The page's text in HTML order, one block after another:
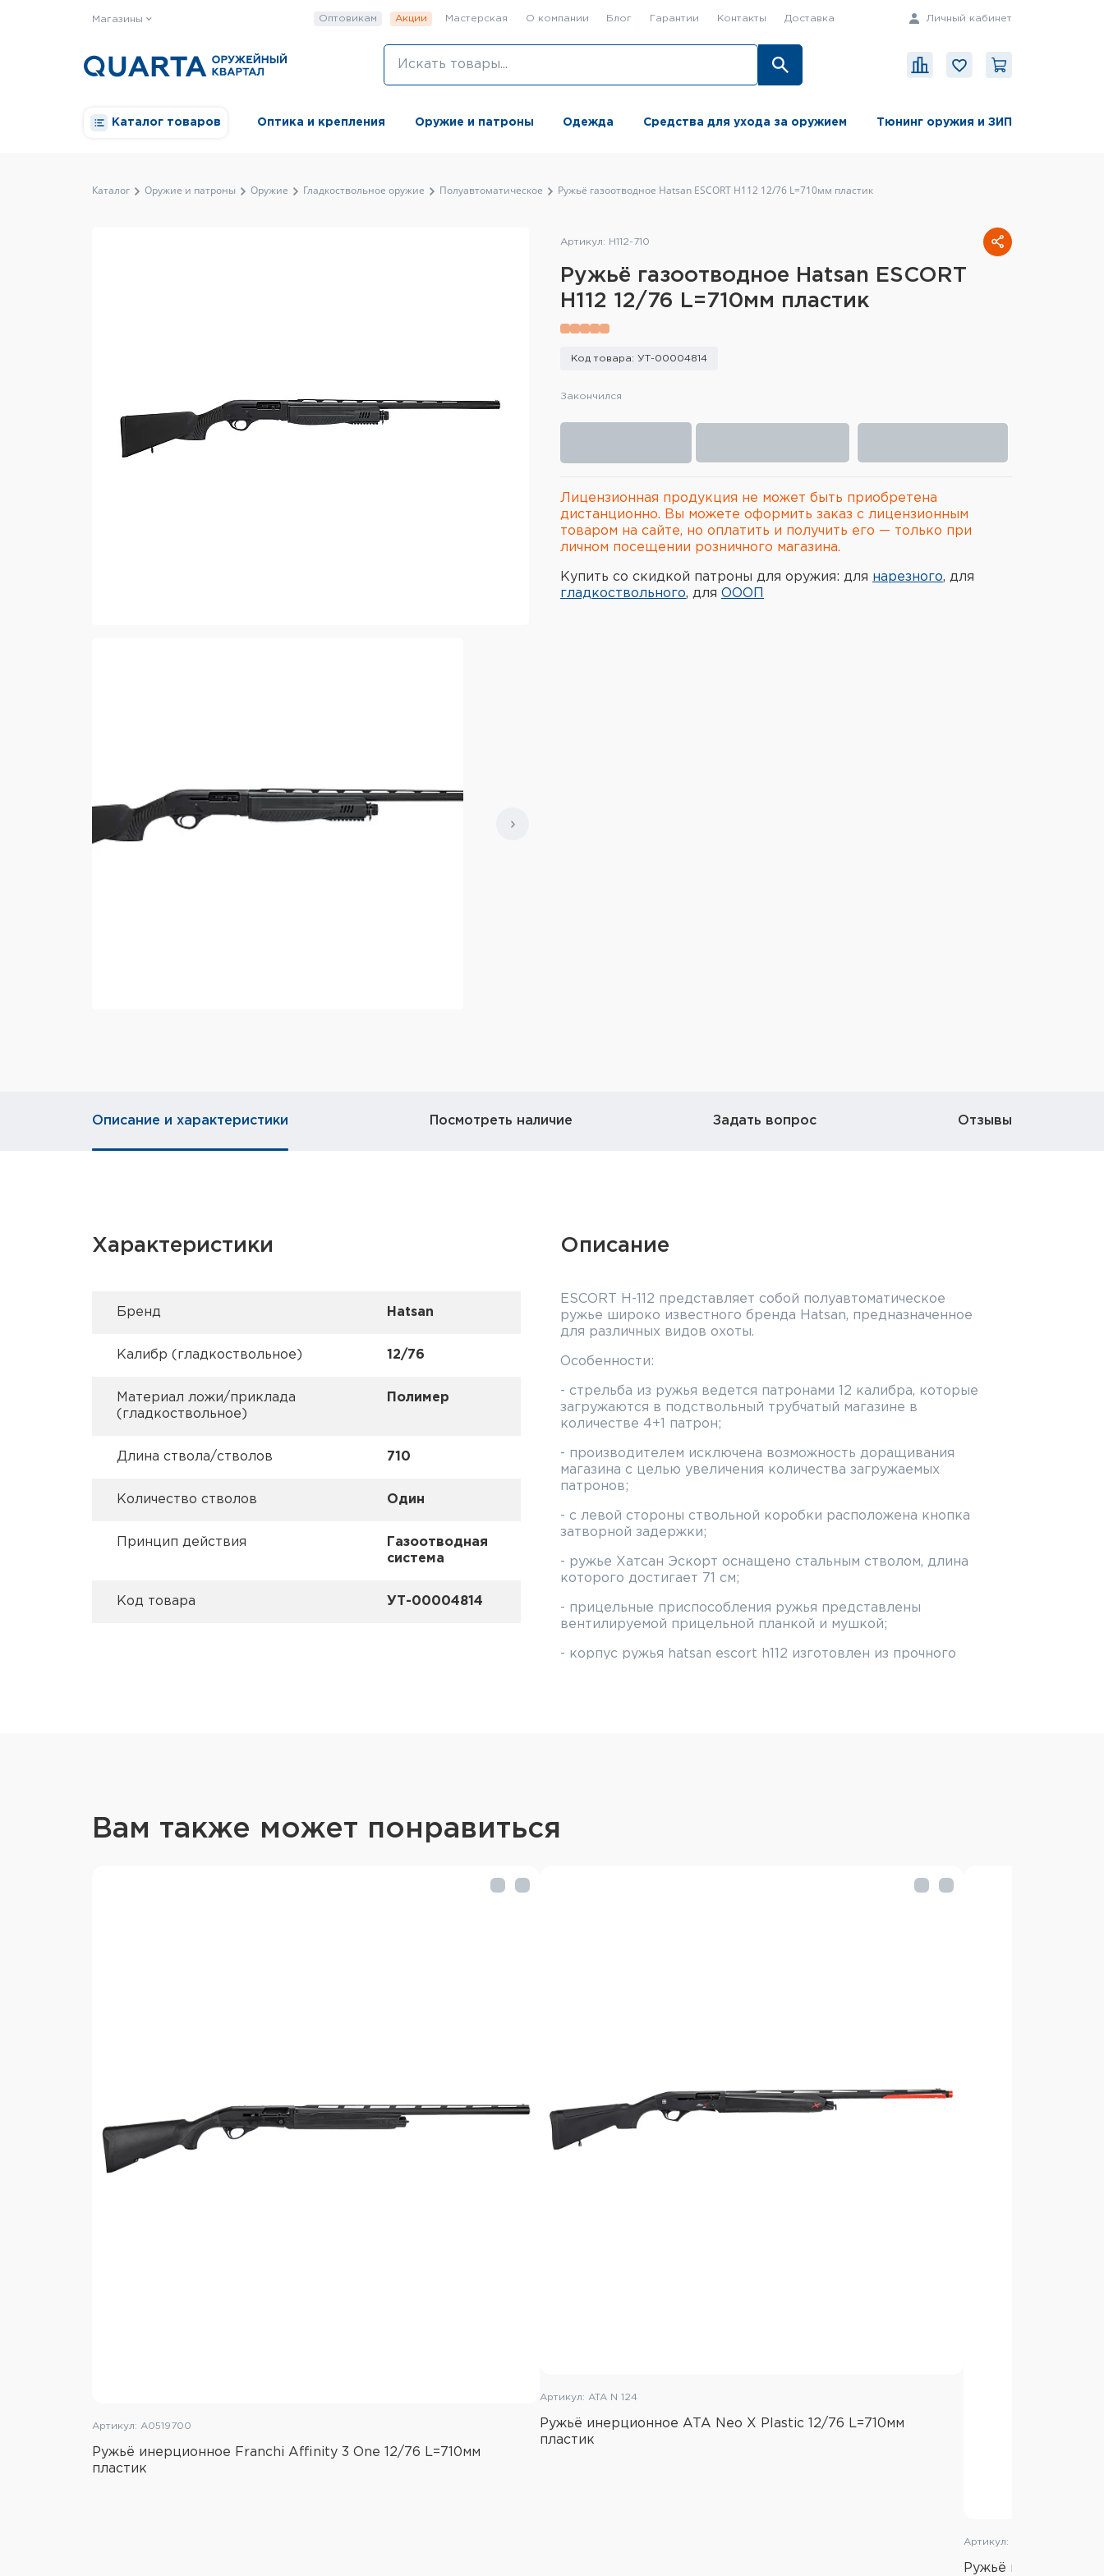
Магазины Оптовикам Акции Мастерская О компании Блог Гарантии Контакты Доставка Личный кабинет
Каталог товаров Оптика и крепления Оружие и патроны Одежда Средства для ухода за оружием Тюнинг оружия и ЗИП
Каталог Оружие и патроны Оружие Гладкоствольное оружие Полуавтоматическое Ружьё газоотводное Hatsan ESCORT H112 12/76 L=710мм пластик
Артикул: H112-710
Ружьё газоотводное Hatsan ESCORT
H112 12/76 L=710мм пластик
Код товара: УТ-00004814
Закончился
Лицензионная продукция не может быть приобретена
дистанционно. Вы можете оформить заказ с лицензионным
товаром на сайте, но оплатить и получить его — только при
личном посещении розничного магазина.
Купить со скидкой патроны для оружия: для нарезного, для
гладкоствольного, для ОООП
Описание и характеристики Посмотреть наличие Задать вопрос Отзывы
Характеристики
Брeнд Hatsan
Калибр (гладкоствольное) 12/76
Материал ложи/приклада
(гладкоствольное)
Полимер
Длина ствола/стволов 710
Количество стволов Один
Принцип действия
Газоотводная
система
Код товара УТ-00004814
Описание
ESCORT H-112 представляет собой полуавтоматическое
ружье широко известного бренда Hatsan, предназначенное
для различных видов охоты.
Особенности:
- стрельба из ружья ведется патронами 12 калибра, которые
загружаются в подствольный трубчатый магазине в
количестве 4+1 патрон;
- производителем исключена возможность доращивания
магазина с целью увеличения количества загружаемых
патронов;
- с левой стороны ствольной коробки расположена кнопка
затворной задержки;
- ружье Хатсан Эскорт оснащено стальным стволом, длина
которого достигает 71 см;
- прицельные приспособления ружья представлены
вентилируемой прицельной планкой и мушкой;
- корпус ружья hatsan escort h112 изготовлен из прочного
Вам также может понравиться
Артикул: A0519700
Ружьё инерционное Franchi Affinity 3 One 12/76 L=710мм
пластик
Артикул: ATA N 124
Ружьё инерционное ATA Neo X Plastic 12/76 L=710мм
пластик
Артикул: AIS120CM30
Ружьё